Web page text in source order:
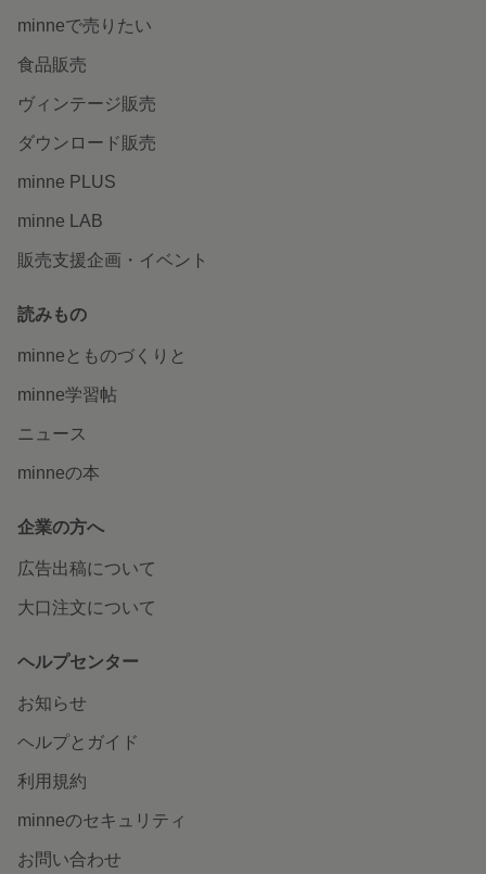
minneで売りたい
食品販売
ヴィンテージ販売
ダウンロード販売
minne PLUS
minne LAB
販売支援企画・イベント
読みもの
minneとものづくりと
minne学習帖
ニュース
minneの本
企業の方へ
広告出稿について
大口注文について
ヘルプセンター
お知らせ
ヘルプとガイド
利用規約
minneのセキュリティ
お問い合わせ